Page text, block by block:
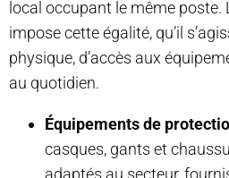
local occupant le même poste.
impose cette égalité, qu’il
physique, d’accès aux
au quotidien.
Équipements de
casques, gants et
adaptés au secteur,